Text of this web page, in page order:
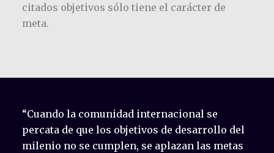
citados objetivos sólo tiene el carácter de
meta.
“Cuando la comunidad internacional se
percata de que los objetivos de desarrollo del
milenio no se cumplen, se aplazan las metas